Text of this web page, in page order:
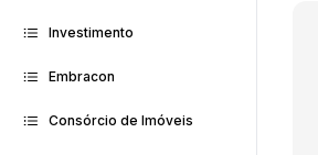
Investimento
Embracon
Consórcio de Imóveis